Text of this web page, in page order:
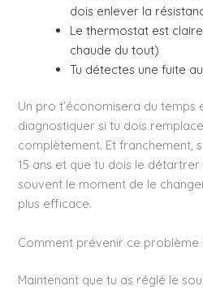
dois enlever la
Le thermostat est
chaude du tout)
Tu détectes une fuite
Un pro t’économisera du temps
diagnostiquer si tu dois
complètement. Et franchement,
15 ans et que tu dois le
souvent le moment de le
plus efficace.
Comment prévenir ce problème
Maintenant que tu as réglé le